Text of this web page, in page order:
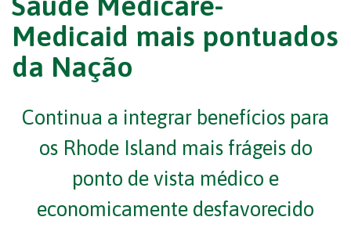
Medicaid mais pontuados
da Nação
Continua a integrar benefícios para
os Rhode Island mais frágeis do
ponto de vista médico e
economicamente desfavorecido